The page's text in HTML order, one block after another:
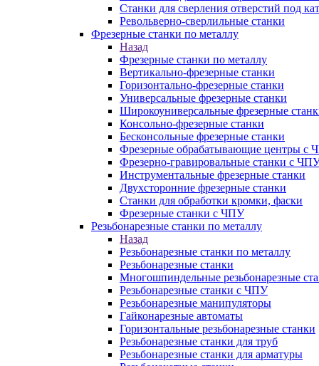
Станки для сверления отверстий под
Револьверно-сверлильные станки
Фрезерные станки по металлу
Назад
Фрезерные станки по металлу
Вертикально-фрезерные станки
Горизонтально-фрезерные станки
Универсальные фрезерные станки
Широкоуниверсальные фрезерные
Консольно-фрезерные станки
Бесконсольные фрезерные станки
Фрезерные обрабатывающие центры с
Фрезерно-гравировальные станки с
Инструментальные фрезерные станки
Двухсторонние фрезерные станки
Станки для обработки кромки, фаски
Фрезерные станки с ЧПУ
Резьбонарезные станки по металлу
Назад
Резьбонарезные станки по металлу
Резьбонарезные станки
Многошпиндельные резьбонарезные
Резьбонарезные станки с ЧПУ
Резьбонарезные манипуляторы
Гайконарезные автоматы
Горизонтальные резьбонарезные станки
Резьбонарезные станки для труб
Резьбонарезные станки для арматуры